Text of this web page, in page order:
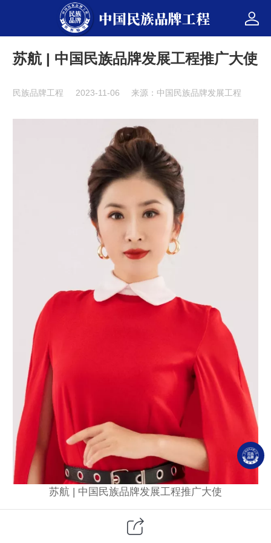
中国民族品牌工程
苏航 | 中国民族品牌发展工程推广大使
民族品牌工程 2023-11-06 来源：中国民族品牌发展工程
苏航 | 中国民族品牌发展工程推广大使